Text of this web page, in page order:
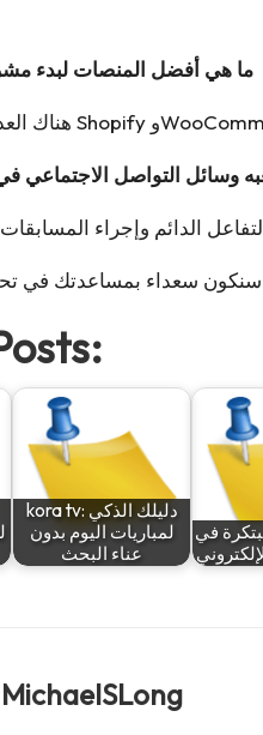
ما هي أفضل المنصات لبدء
وسائل التواصل الاجتماعي في
kora tv: دليلك الذكي
لمباريات اليوم بدون
عناء البحث
في
MichaelSLong